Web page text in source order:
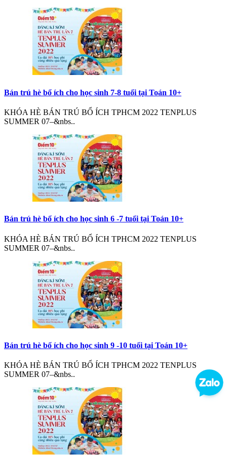
Bán trú hè bổ ích cho học sinh 7-8 tuổi tại Toán 10+
KHÓA HÈ BÁN TRÚ BỔ ÍCH TPHCM 2022 TENPLUS
SUMMER 07–&nbs..
Bán trú hè bổ ích cho học sinh 6 -7 tuổi tại Toán 10+
KHÓA HÈ BÁN TRÚ BỔ ÍCH TPHCM 2022 TENPLUS
SUMMER 07–&nbs..
Bán trú hè bổ ích cho học sinh 9 -10 tuổi tại Toán 10+
KHÓA HÈ BÁN TRÚ BỔ ÍCH TPHCM 2022 TENPLUS
SUMMER 07–&nbs..